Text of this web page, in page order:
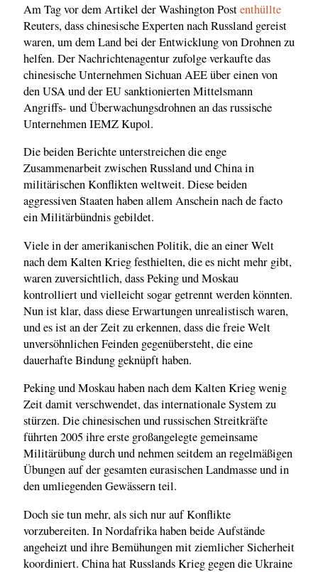
Am Tag vor dem Artikel der Washington Postenthüllte
Reuters, dass chinesische Experten nach Russland gereist
waren, um dem Land bei der Entwicklung von Drohnen zu
helfen. Der Nachrichtenagentur zufolge verkaufte das
chinesische Unternehmen Sichuan AEE über einen von
den USA und der EU sanktionierten Mittelsmann
Angriffs- und Überwachungsdrohnen an das russische
Unternehmen IEMZ Kupol.
Die beiden Berichte unterstreichen die enge
Zusammenarbeit zwischen Russland und China in
militärischen Konflikten weltweit. Diese beiden
aggressiven Staaten haben allem Anschein nach de facto
ein Militärbündnis gebildet.
Viele in der amerikanischen Politik, die an einer Welt
nach dem Kalten Krieg festhielten, die es nicht mehr gibt,
waren zuversichtlich, dass Peking und Moskau
kontrolliert und vielleicht sogar getrennt werden könnten.
Nun ist klar, dass diese Erwartungen unrealistisch waren,
und es ist an der Zeit zu erkennen, dass die freie Welt
unversöhnlichen Feinden gegenübersteht, die eine
dauerhafte Bindung geknüpft haben.
Peking und Moskau haben nach dem Kalten Krieg wenig
Zeit damit verschwendet, das internationale System zu
stürzen. Die chinesischen und russischen Streitkräfte
führten 2005 ihre erste großangelegte gemeinsame
Militärübung durch und nehmen seitdem an regelmäßigen
Übungen auf der gesamten eurasischen Landmasse und in
den umliegenden Gewässern teil.
Doch sie tun mehr, als sich nur auf Konflikte
vorzubereiten. In Nordafrika haben beide Aufstände
angeheizt und ihre Bemühungen mit ziemlicher Sicherheit
koordiniert. China hat Russlands Krieg gegen die Ukraine